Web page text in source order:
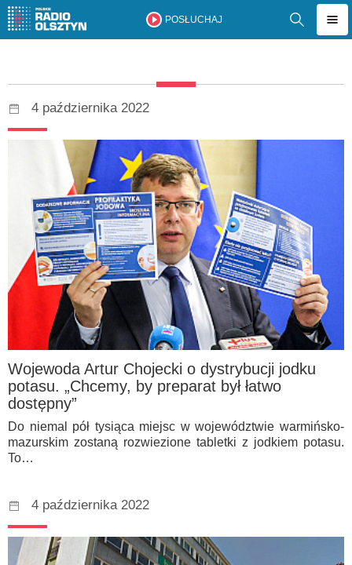
POSŁUCHAJ
4 października 2022
Wojewoda Artur Chojecki o dystrybucji jodku
potasu. „Chcemy, by preparat był łatwo
dostępny”
Do niemal pół tysiąca miejsc w województwie warmińsko-
mazurskim zostaną rozwiezione tabletki z jodkiem potasu.
To…
4 października 2022